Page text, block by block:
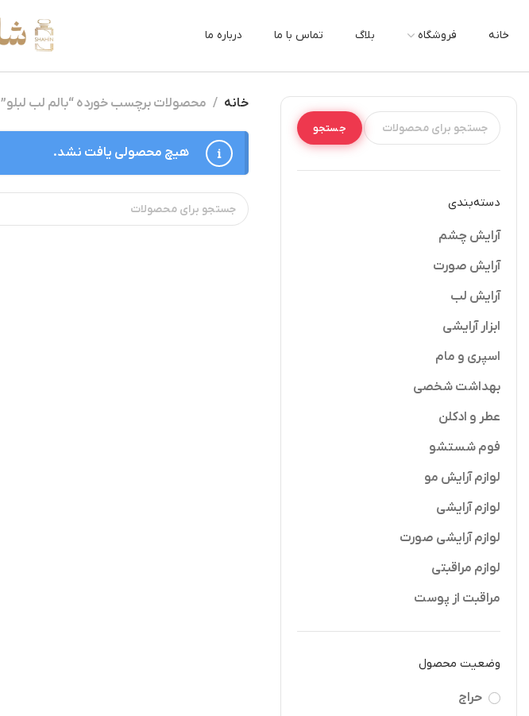
خانه فروشگاه بلاگ تماس با ما درباره ما
جستجو
دسته‌بندی
آرایش چشم
آرایش صورت
آرایش لب
ابزار آرایشی
اسپری و مام
بهداشت شخصی
عطر و ادکلن
فوم شستشو
لوازم آرایش مو
لوازم آرایشی
لوازم آرایشی صورت
لوازم مراقبتی
مراقبت از پوست
وضعیت محصول
حراج
خانه محصولات برچسب خورده “بالم لب لبلو”
هیچ محصولی یافت نشد.